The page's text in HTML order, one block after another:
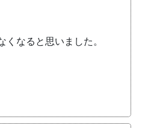
なると思いました。